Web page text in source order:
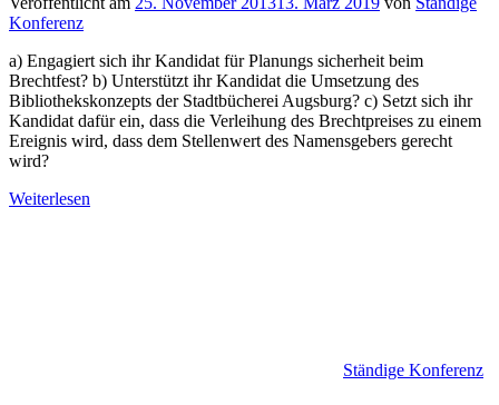
Konferenz
a) Engagiert sich ihr Kandidat für Planungs sicherheit beim
Brechtfest? b) Unterstützt ihr Kandidat die Umsetzung des
Bibliothekskonzepts der Stadtbücherei Augsburg? c) Setzt sich ihr
Kandidat dafür ein, dass die Verleihung des Brechtpreises zu einem
Ereignis wird, dass dem Stellenwert des Namensgebers gerecht
wird?
Weiterlesen
Ständige Konferenz